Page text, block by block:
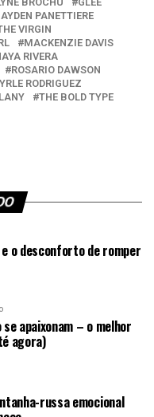
PANETTIERE
VIRGIN
MACKENZIE DAVIS
RIVERA
ROSARIO DAWSON
RODRIGUEZ
THE BOLD TYPE
o desconforto de romper
apaixonam – o melhor
agora)
russa emocional